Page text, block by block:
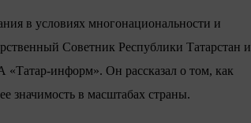
в условиях многонациональности и
Советник Республики Татарстан и
информ». Он рассказал о том, как
значимость в масштабах страны.